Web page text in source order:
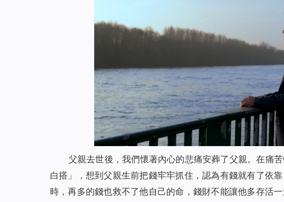
父親去世後，我們懷著內心的悲痛安葬了父親。在痛
白搭」，想到父親生前把錢牢牢抓住，認為有錢就有了依
時，再多的錢也救不了他自己的命，錢財不能讓他多存活